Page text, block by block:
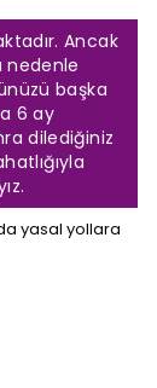
Ancak
nedenle
başka
6 ay
dilediğiniz
yasal yollara